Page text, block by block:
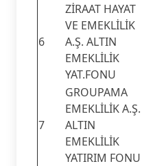
6
ZİRAAT HAYAT
VE EMEKLİLİK
A.Ş. ALTIN
EMEKLİLİK
YAT.FONU
7
GROUPAMA
EMEKLİLİK A.Ş.
ALTIN
EMEKLİLİK
YATIRIM FONU